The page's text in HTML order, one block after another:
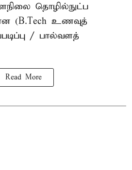
தொழில்நுட்ப
(B.Tech உணவுத்
/ பால்வளத்
Read More